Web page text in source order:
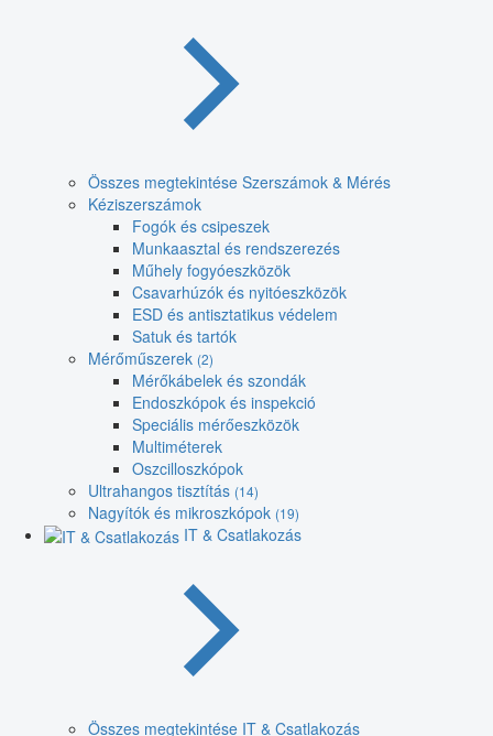
Összes megtekintése Szerszámok & Mérés
Kéziszerszámok
Fogók és csipeszek
Munkaasztal és rendszerezés
Műhely fogyóeszközök
Csavarhúzók és nyitóeszközök
ESD és antisztatikus védelem
Satuk és tartók
Mérőműszerek (2)
Mérőkábelek és szondák
Endoszkópok és inspekció
Speciális mérőeszközök
Multiméterek
Oszcilloszkópok
Ultrahangos tisztítás (14)
Nagyítók és mikroszkópok (19)
IT & Csatlakozás
Összes megtekintése IT & Csatlakozás